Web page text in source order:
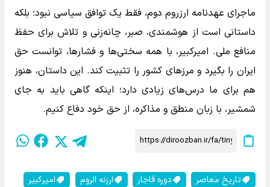
ماجرای عهدنامه ارزروم دوم، فقط یک توافق سیاسی نبود؛ بلکه
داستانی است از هوشمندی، صبر، چانه‌زنی و تلاش برای حفظ
منافع ملی. امیرکبیر، با همه سختی‌ها و فشارها، توانست حق
ایران را بگیرد و مرزهای کشور را تثبیت کند. این داستان، هنوز
هم برای ما درس‌های زیادی دارد؛ اینکه گاهی باید به جای
شمشیر، با زبان منطق و مذاکره، از حق خود دفاع کنیم.
تاریخ معاصر دوره قاجار ارزنه الروم
امیرکبیر